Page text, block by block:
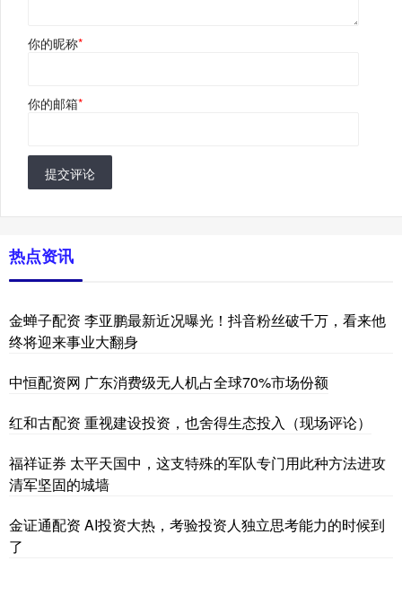
你的昵称*
你的邮箱*
提交评论
热点资讯
金蝉子配资 李亚鹏最新近况曝光！抖音粉丝破千万，看来他
终将迎来事业大翻身
中恒配资网 广东消费级无人机占全球70%市场份额
红和古配资 重视建设投资，也舍得生态投入（现场评论）
福祥证券 太平天国中，这支特殊的军队专门用此种方法进攻
清军坚固的城墙
金证通配资 AI投资大热，考验投资人独立思考能力的时候到
了